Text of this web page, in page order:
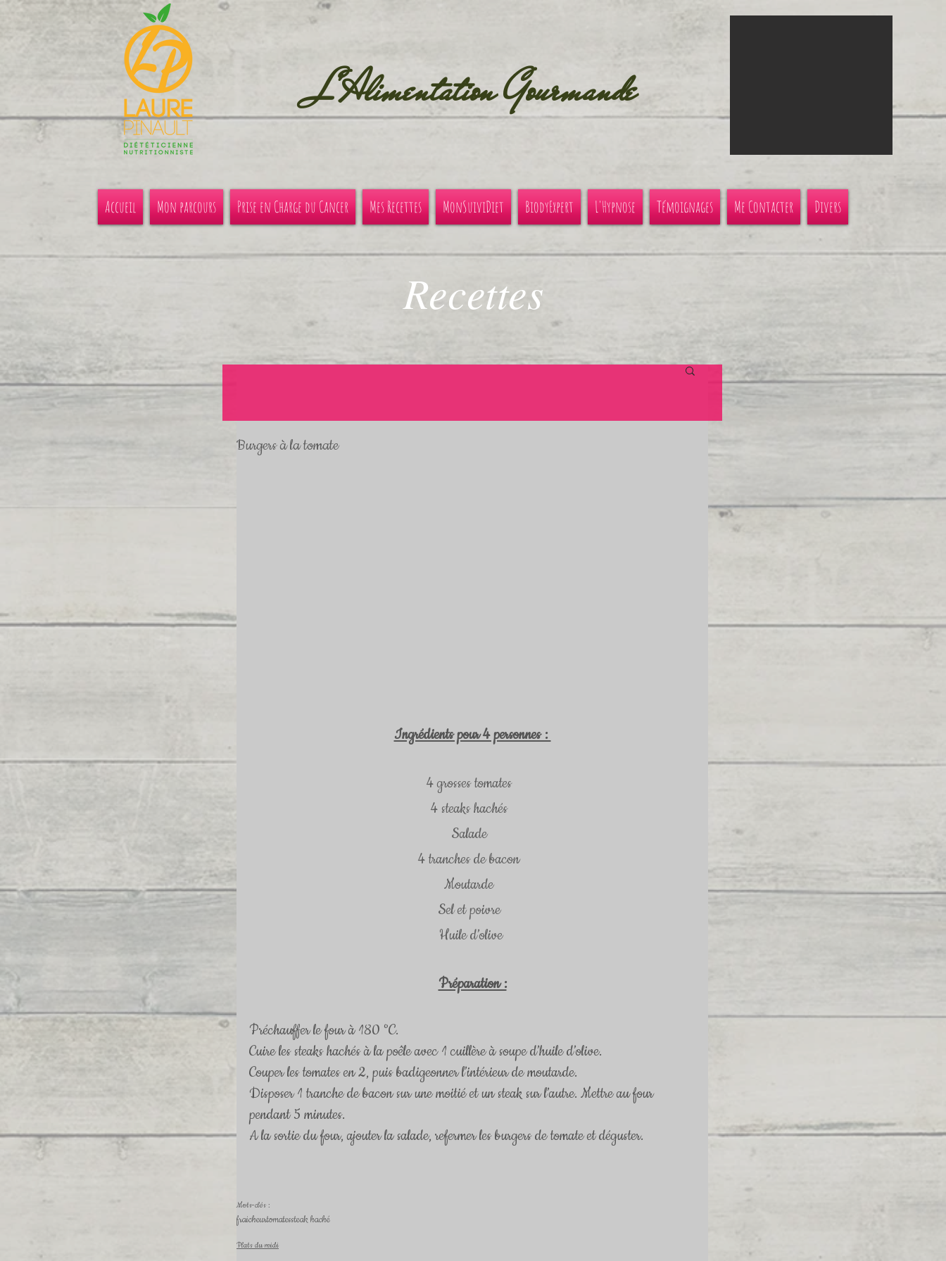
L'Alimentation Gourmande
Accueil Mon parcours Prise en Charge du Cancer Mes Recettes MonSuiviDiet BiodyExpert L'Hypnose Témoignages Me Contacter Divers
Recettes
Burgers à la tomate
Ingrédients pour 4 personnes :
4 grosses tomates
4 steaks hachés
Salade
4 tranches de bacon
Moutarde
Sel et poivre
Huile d’olive
Préparation :
Préchauffer le four à 180 °C.
Cuire les steaks hachés à la poêle avec 1 cuillère à soupe d’huile d’olive.
Couper les tomates en 2, puis badigeonner l’intérieur de moutarde.
Disposer 1 tranche de bacon sur une moitié et un steak sur l’autre. Mettre au four
pendant 5 minutes.
A la sortie du four, ajouter la salade, refermer les burgers de tomate et déguster.
Mots-clés :
fraicheurtomatessteak haché
Plats du midi